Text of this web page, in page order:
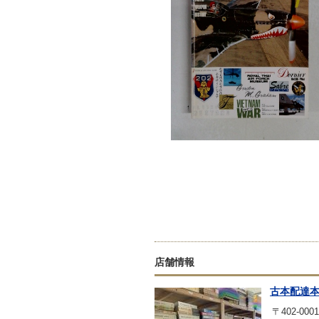
店舗情報
古本配達
〒402-0001